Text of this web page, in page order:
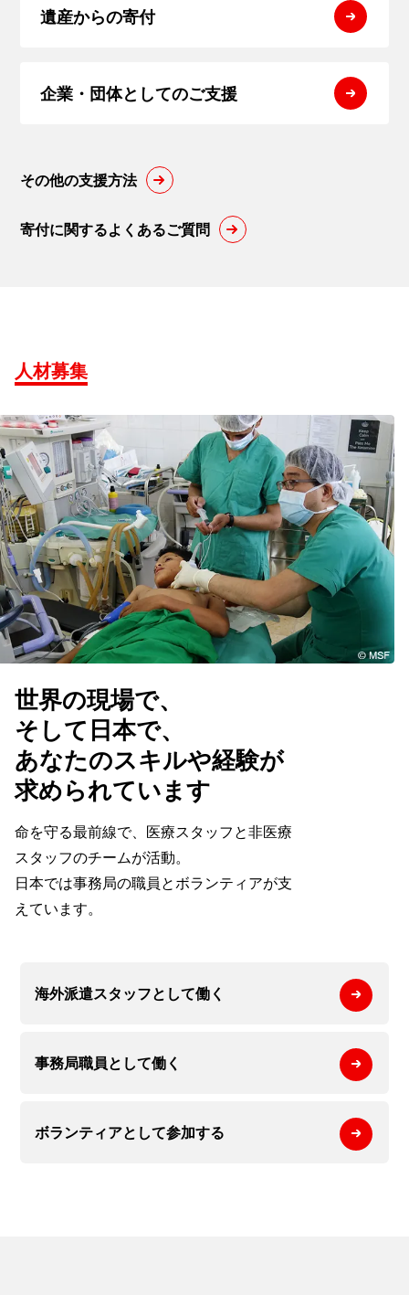
遺産からの寄付
企業・団体としてのご支援
その他の支援方法
寄付に関するよくあるご質問
人材募集
世界の現場で、
そして日本で、
あなたのスキルや経験が
求められています
命を守る最前線で、医療スタッフと非医療
スタッフのチームが活動。
日本では事務局の職員とボランティアが支
えています。
海外派遣スタッフとして働く
事務局職員として働く
ボランティアとして参加する